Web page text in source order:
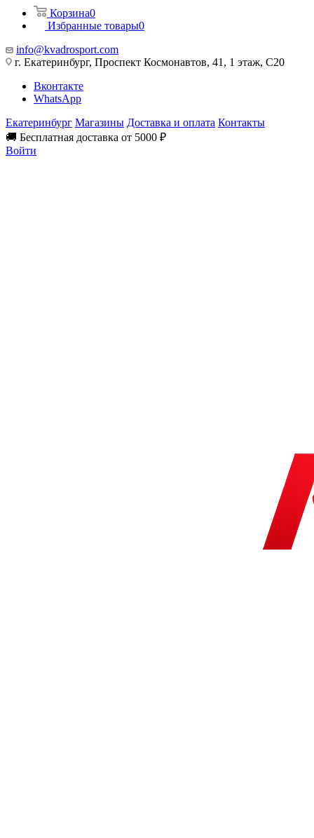
Корзина0
Избранные товары0
info@kvadrosport.com
г. Екатеринбург, Проспект Космонавтов, 41, 1 этаж, С20
Вконтакте
WhatsApp
Екатеринбург Магазины Доставка и оплата Контакты
🚚 Бесплатная доставка от 5000 ₽
Войти